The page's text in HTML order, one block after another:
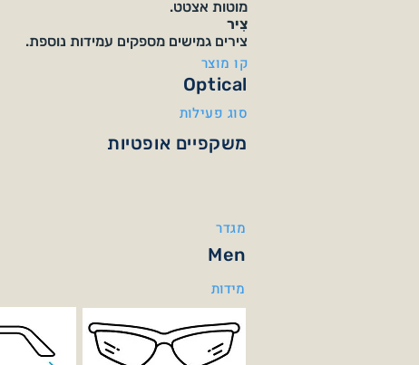
מוטות אצטט.
צִיר
צירים גמישים מספקים עמידות נוספת.
קו מוצר
Optical
סוג פעילות
משקפיים אופטיות
מגדר
Men
מידות